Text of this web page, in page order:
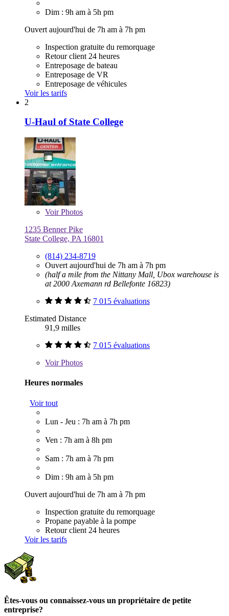
Dim : 9h am à 5h pm
Ouvert aujourd'hui de 7h am à 7h pm
Inspection gratuite du remorquage
Retour client 24 heures
Entreposage de bateau
Entreposage de VR
Entreposage de véhicules
Voir les tarifs
2
U-Haul of State College
VoirPhotos
1235 Benner Pike
State College, PA 16801
(814) 234-8719
Ouvert aujourd'hui de 7h am à 7h pm
(half a mile from the Nittany Mall, Ubox warehouse is
at 2000 Axemann rd Bellefonte 16823)
7 015 évaluations
Estimated Distance
91,9 milles
7 015 évaluations
VoirPhotos
Heures normales
Voir tout
Lun - Jeu : 7h am à 7h pm
Ven : 7h am à 8h pm
Sam : 7h am à 7h pm
Dim : 9h am à 5h pm
Ouvert aujourd'hui de 7h am à 7h pm
Inspection gratuite du remorquage
Propane payable à la pompe
Retour client 24 heures
Voir les tarifs
Êtes-vous ou connaissez-vous un propriétaire de petite
entreprise?